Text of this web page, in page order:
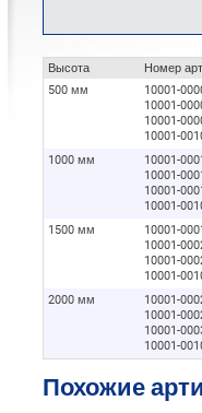
Высота
Номер
500 мм
10001-
10001-
10001-
10001-
1000 мм
10001-
10001-
10001-
10001-
1500 мм
10001-
10001-
10001-
10001-
2000 мм
10001-
10001-
10001-
10001-
Похожие